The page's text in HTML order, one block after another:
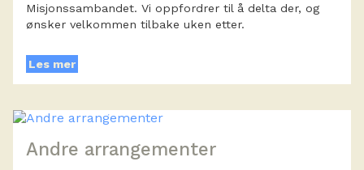
Misjonssambandet. Vi oppfordrer til å delta der, og
ønsker velkommen tilbake uken etter.
Les mer
Andre arrangementer